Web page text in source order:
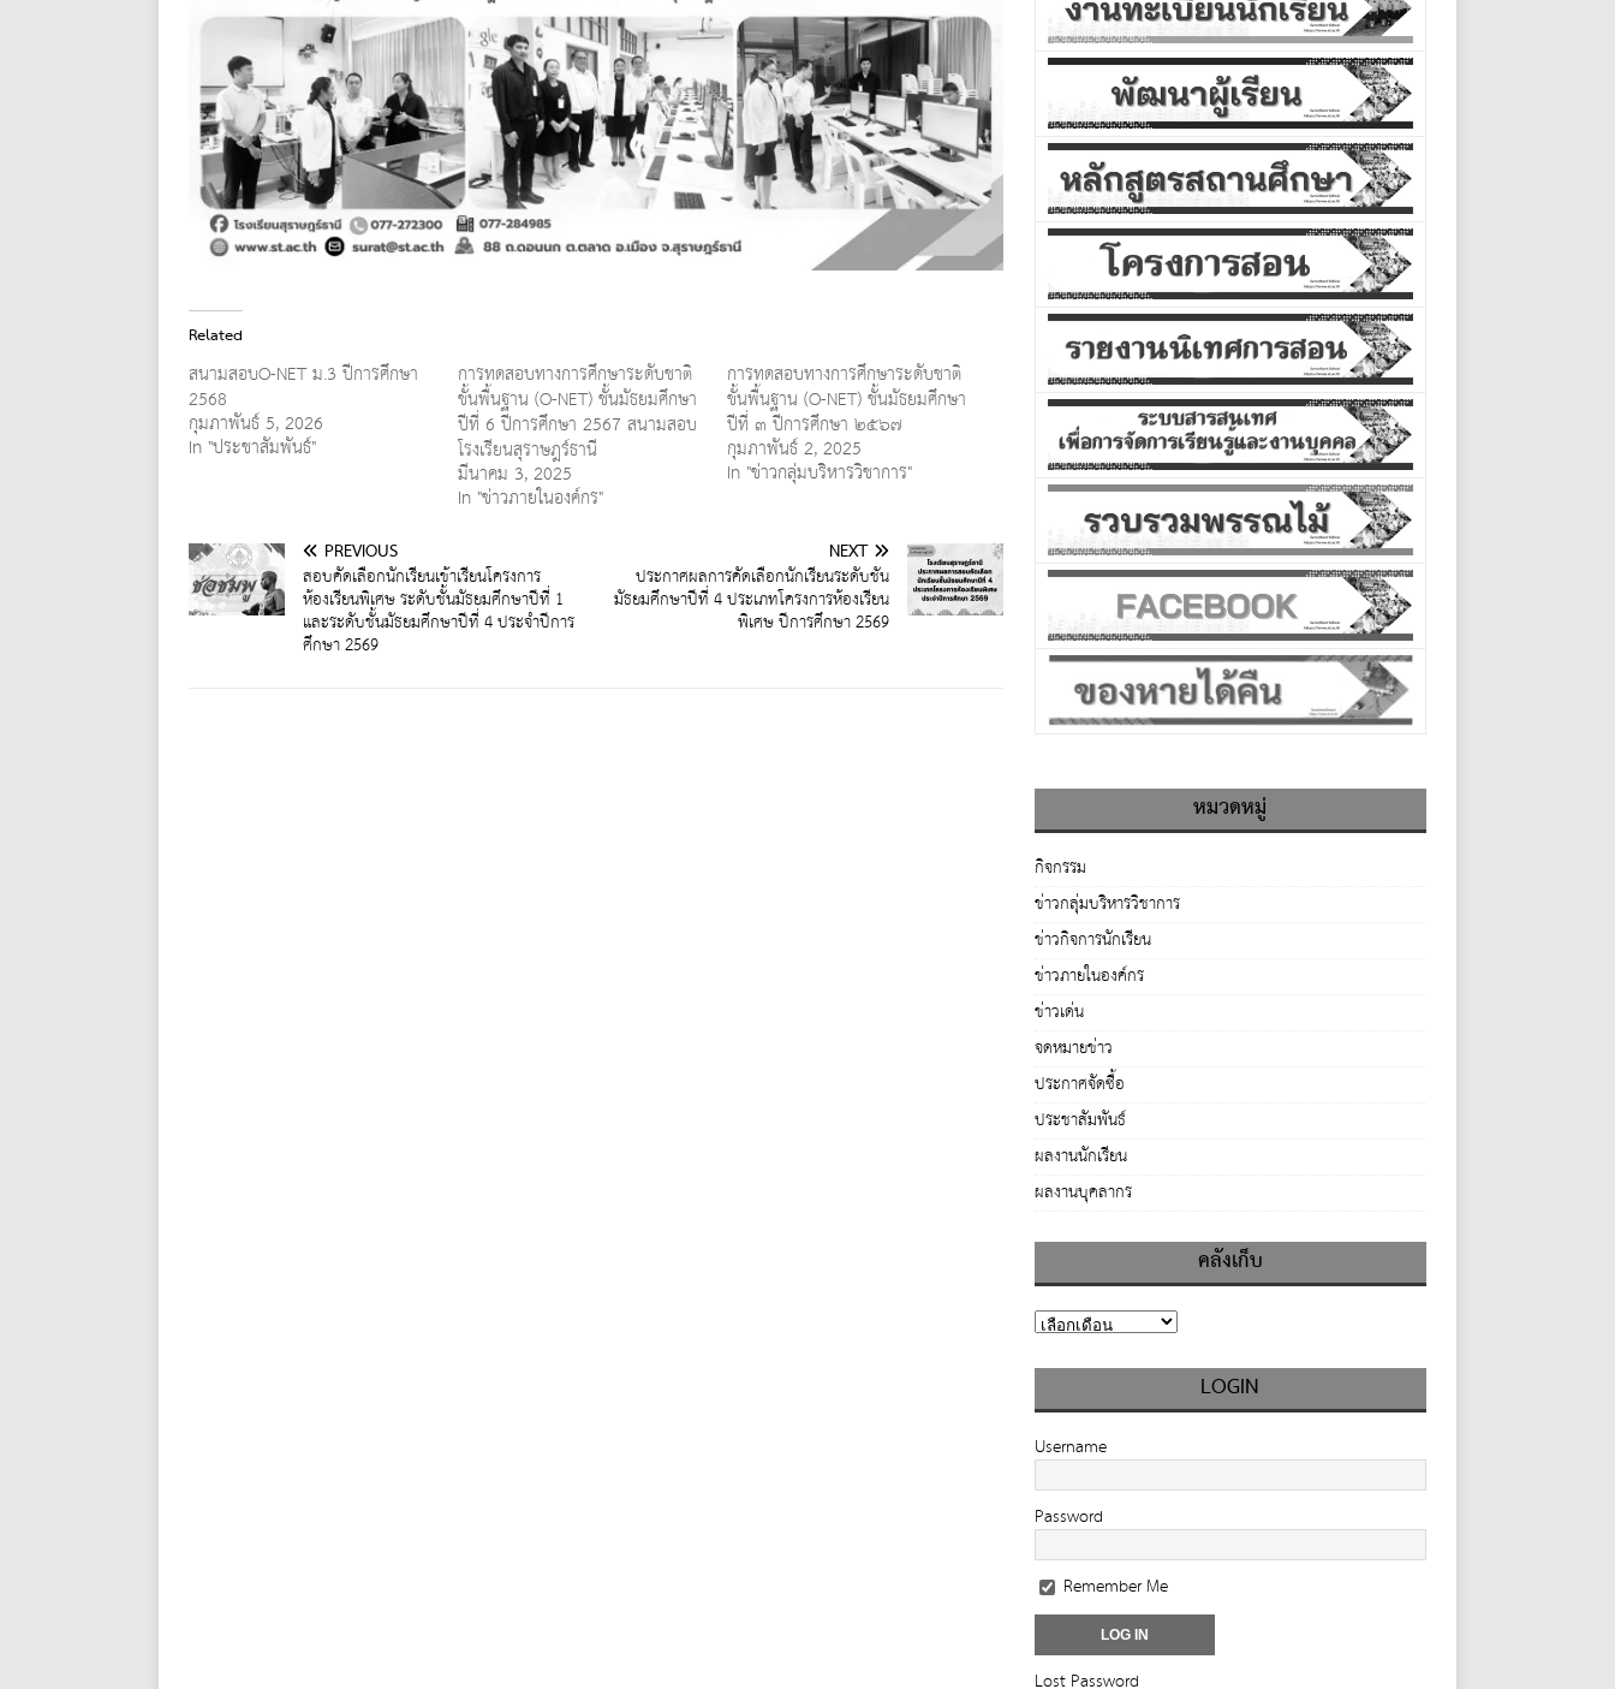
Related
สนามสอบO-NET ม.3 ปีการศึกษา
2568
กุมภาพันธ์ 5, 2026
In "ประชาสัมพันธ์"
การทดสอบทางการศึกษาระดับชาติ
ขั้นพื้นฐาน (O-NET) ชั้นมัธยมศึกษา
ปีที่ 6 ปีการศึกษา 2567 สนามสอบ
โรงเรียนสุราษฎร์ธานี
มีนาคม 3, 2025
In "ข่าวภายในองค์กร"
การทดสอบทางการศึกษาระดับชาติ
ขั้นพื้นฐาน (O-NET) ชั้นมัธยมศึกษา
ปีที่ ๓ ปีการศึกษา ๒๕๖๗
กุมภาพันธ์ 2, 2025
In "ข่าวกลุ่มบริหารวิชาการ"
PREVIOUS
สอบคัดเลือกนักเรียนเข้าเรียนโครงการ
ห้องเรียนพิเศษ ระดับชั้นมัธยมศึกษาปีที่ 1
และระดับชั้นมัธยมศึกษาปีที่ 4 ประจำปีการ
ศึกษา 2569
NEXT
ประกาศผลการคัดเลือกนักเรียนระดับชั้น
มัธยมศึกษาปีที่ 4 ประเภทโครงการห้องเรียน
พิเศษ ปีการศึกษา 2569
หมวดหมู่
กิจกรรม
ข่าวกลุ่มบริหารวิชาการ
ข่าวกิจการนักเรียน
ข่าวภายในองค์กร
ข่าวเด่น
จดหมายข่าว
ประกาศจัดซื้อ
ประชาสัมพันธ์
ผลงานนักเรียน
ผลงานบุคลากร
คลังเก็บ
LOGIN
Username
Password
Remember Me
Lost Password